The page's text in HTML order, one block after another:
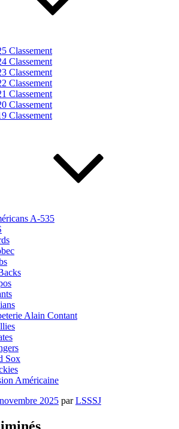
Classement
Classement
Classement
Classement
Classement
Classement
Classement
A-535
Alain Contant
Sox
Américaine
2025 parLSSSJ